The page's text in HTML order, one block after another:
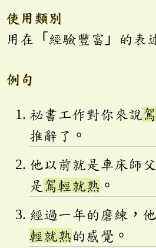
使用類別
用在「經驗豐富」的表
例句
祕書工作對你來說
推辭了。
他以前就是車床師
是 駕輕就熟 。
經過一年的磨練，
輕就熟的感覺。